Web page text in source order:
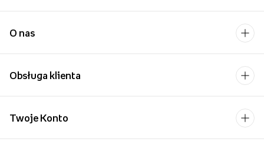
O nas
Obsługa klienta
Twoje Konto